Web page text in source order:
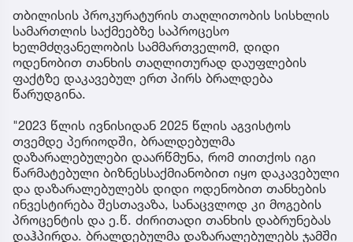
ავალიანის დედა
თბილისის პროკურატურის თაღლითობის სისხლის
სამართლის საქმეებზე საპროცესო
ხელმძღვანელობის სამმართველომ, დიდი
ოდენობით თანხის თაღლითურად დაუფლების
ფაქტზე დაკავებულ ერთ პირს ბრალდება
წარუდგინა.
"2023 წლის ივნისიდან 2025 წლის აგვისტოს
თვემდე პერიოდში, ბრალდებულმა
დაზარალებულები დაარწმუნა, რომ თითქოს იგი
წარმატებული ბიზნესსაქმიანობით იყო დაკავებული
და დაზარალებულებს დიდი ოდენობით თანხების
ინვესტირება შესთავაზა, სანაცვლოდ კი მოგების
პროცენტის და ე.წ. ძირითადი თანხის დაბრუნებას
დაჰპირდა. ბრალდებულმა დაზარალებულებს ჯამში